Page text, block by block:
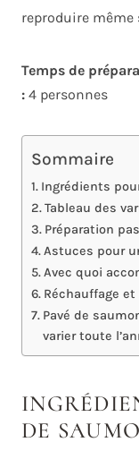
reproduire même
Temps de
: 4 personnes
Sommaire
Ingrédients
Tableau des
Préparation
Astuces pour
Avec quoi
Réchauffage
Pavé de
varier toute
DE